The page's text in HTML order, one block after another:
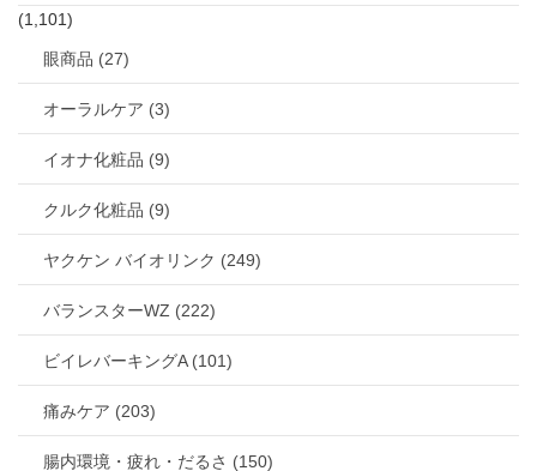
(1,101)
眼商品 (27)
オーラルケア (3)
イオナ化粧品 (9)
クルク化粧品 (9)
ヤクケン バイオリンク (249)
バランスターWZ (222)
ビイレバーキングA (101)
痛みケア (203)
腸内環境・疲れ・だるさ (150)